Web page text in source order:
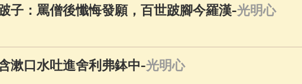
子：罵僧後懺悔發願，百世跛腳今羅漢-光明心
漱口水吐進舍利弗鉢中-光明心